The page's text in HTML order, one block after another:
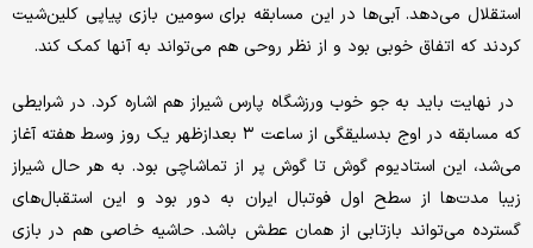
استقلال می‌دهد. آبی‌ها در این مسابقه برای سومین بازی پیاپی کلین‌شیت
کردند که اتفاق خوبی بود و از نظر روحی هم می‌تواند به آنها کمک کند.
در نهایت باید به جو خوب ورزشگاه پارس شیراز هم اشاره کرد. در شرایطی
که مسابقه در اوج بدسلیقگی از ساعت ۳ بعدازظهر یک روز وسط هفته آغاز
می‌شد، این استادیوم گوش تا گوش پر از تماشاچی بود. به هر حال شیراز
زیبا مدت‌ها از سطح اول فوتبال ایران به دور بود و این استقبال‌های
گسترده می‌تواند بازتابی از همان عطش باشد. حاشیه خاصی هم در بازی